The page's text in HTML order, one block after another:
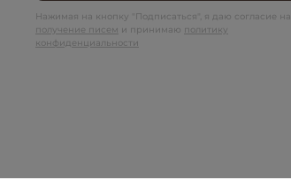
Нажимая на кнопку "Подписаться", я даю согласие на
получение писем и принимаю политику
конфиденциальности